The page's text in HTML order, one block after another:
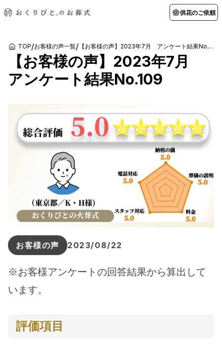
供花のご依頼
初めての方へ
初めての方へ 納棺の儀とは？
アフターサポート
会社を知る
店舗用地募集
関東エリア
千葉県 神奈川県
北海道エリア
お客様の声
ご葬儀事例 お客様の声
葬儀の知識
葬儀の知識 供花のご依頼
TOP/お客様の声一覧/ 【お客様の声】2023年7月 アンケート結果No.109
【お客様の声】2023年7月
アンケート結果No.109
お客様の声 2023/08/22
※お客様アンケートの回答結果から算出して
います。
評価項目